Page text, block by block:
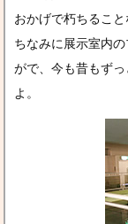
おかげで朽ちること
ちなみに展示室内
がで、今も昔もず
よ。